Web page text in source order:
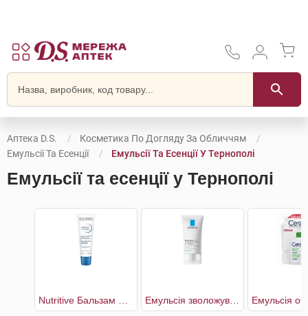
Аптека D.S.
Косметика По Догляду За Обличчям
Емульсії Та Есенції
Емульсії Та Есенції У Тернополі
Емульсії та есенції у Тернополі